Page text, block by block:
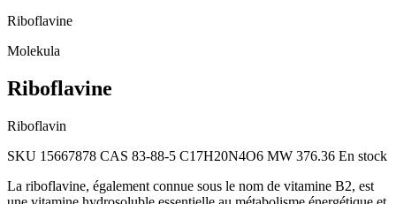
Riboflavine
Molekula
Riboflavine
Riboflavin
SKU 15667878 CAS 83-88-5 C17H20N4O6 MW 376.36 En stock
La riboflavine, également connue sous le nom de vitamine B2, est